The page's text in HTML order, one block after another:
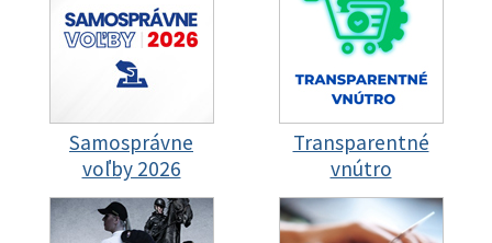
Samosprávne
voľby 2026
Transparentné
vnútro